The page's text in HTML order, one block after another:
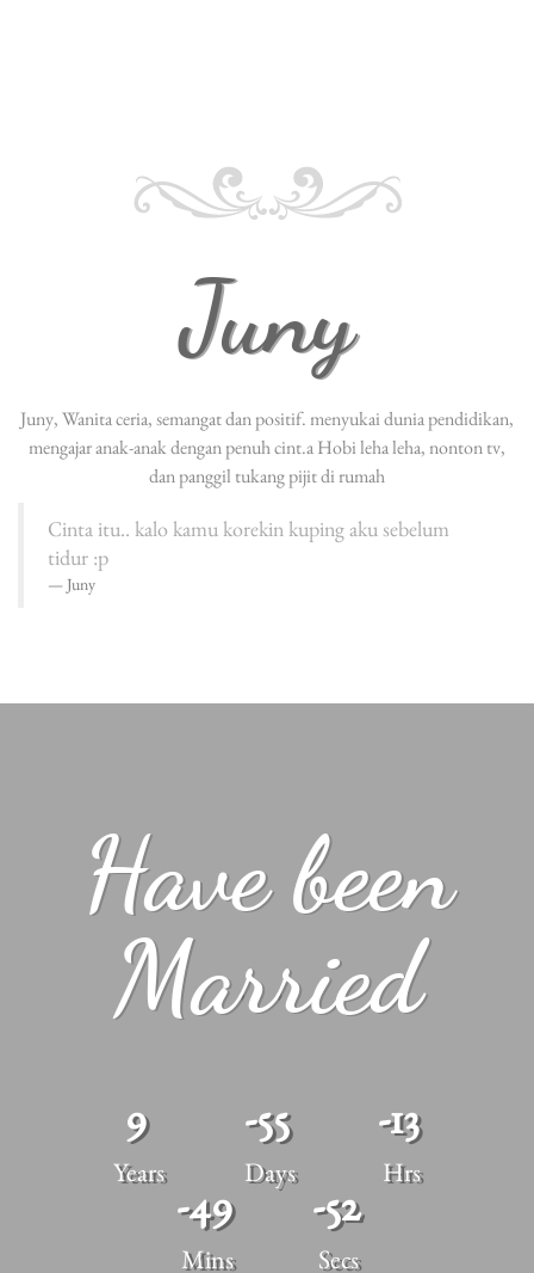
Juny
Juny, Wanita ceria, semangat dan positif. menyukai dunia pendidikan,
mengajar anak-anak dengan penuh cint.a Hobi leha leha, nonton tv,
dan panggil tukang pijit di rumah
Cinta itu.. kalo kamu korekin kuping aku sebelum
tidur :p
Juny
Have been
Married
9
Years
-55
Days
-13
Hrs
-49
Mins
-51
Secs